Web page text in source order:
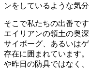
ンをしているような気
そこで私たちの出番で
エイリアンの領土の奥
サイボーグ、あるいは
存在に囲まれています
や昨日の防具ではなく